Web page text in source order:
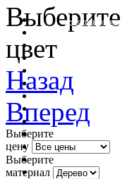
очистить фильтр цвета
Выберите
цвет
Назад
Вперед
Выберите
цену
Выберите
материал